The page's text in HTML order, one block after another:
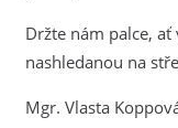
Držte nám palce,
nashledanou na
Mgr. Vlasta